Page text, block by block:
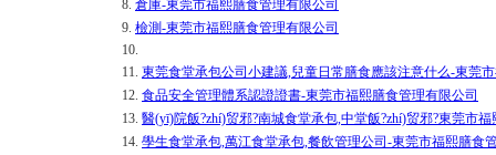
8. 倉庫-東莞市福熙膳食管理有限公司
9. 檢測-東莞市福熙膳食管理有限公司
10.
11. 東莞食堂承包公司小建議,兒童日常膳食應該注意什么-東莞
12. 食品安全管理體系認證證書-東莞市福熙膳食管理有限公司
13. 醫(yī)院飯?zhí)贸邪?南城食堂承包,中堂飯?zhí)贸邪?東莞市
14. 學生食堂承包,萬江食堂承包,餐飲管理公司-東莞市福熙膳食